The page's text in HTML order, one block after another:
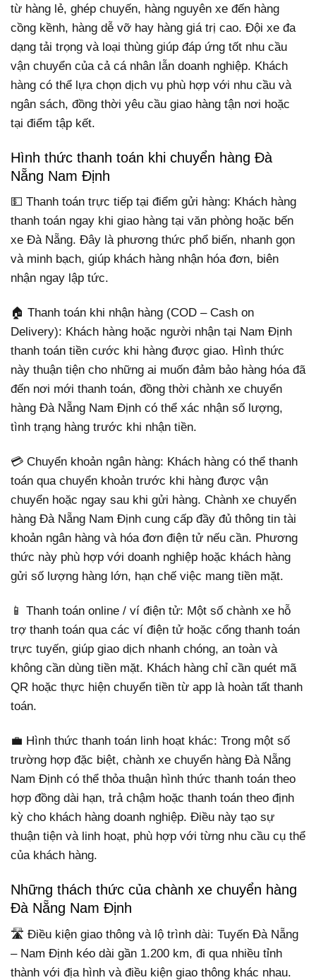
từ hàng lẻ, ghép chuyến, hàng nguyên xe đến hàng
cồng kềnh, hàng dễ vỡ hay hàng giá trị cao. Đội xe đa
dạng tải trọng và loại thùng giúp đáp ứng tốt nhu cầu
vận chuyển của cả cá nhân lẫn doanh nghiệp. Khách
hàng có thể lựa chọn dịch vụ phù hợp với nhu cầu và
ngân sách, đồng thời yêu cầu giao hàng tận nơi hoặc
tại điểm tập kết.
Hình thức thanh toán khi chuyển hàng Đà
Nẵng Nam Định
💵 Thanh toán trực tiếp tại điểm gửi hàng: Khách hàng
thanh toán ngay khi giao hàng tại văn phòng hoặc bến
xe Đà Nẵng. Đây là phương thức phổ biến, nhanh gọn
và minh bạch, giúp khách hàng nhận hóa đơn, biên
nhận ngay lập tức.
🏠 Thanh toán khi nhận hàng (COD – Cash on
Delivery): Khách hàng hoặc người nhận tại Nam Định
thanh toán tiền cước khi hàng được giao. Hình thức
này thuận tiện cho những ai muốn đảm bảo hàng hóa đã
đến nơi mới thanh toán, đồng thời chành xe chuyển
hàng Đà Nẵng Nam Định có thể xác nhận số lượng,
tình trạng hàng trước khi nhận tiền.
💳 Chuyển khoản ngân hàng: Khách hàng có thể thanh
toán qua chuyển khoản trước khi hàng được vận
chuyển hoặc ngay sau khi gửi hàng. Chành xe chuyển
hàng Đà Nẵng Nam Định cung cấp đầy đủ thông tin tài
khoản ngân hàng và hóa đơn điện tử nếu cần. Phương
thức này phù hợp với doanh nghiệp hoặc khách hàng
gửi số lượng hàng lớn, hạn chế việc mang tiền mặt.
📱 Thanh toán online / ví điện tử: Một số chành xe hỗ
trợ thanh toán qua các ví điện tử hoặc cổng thanh toán
trực tuyến, giúp giao dịch nhanh chóng, an toàn và
không cần dùng tiền mặt. Khách hàng chỉ cần quét mã
QR hoặc thực hiện chuyển tiền từ app là hoàn tất thanh
toán.
💼 Hình thức thanh toán linh hoạt khác: Trong một số
trường hợp đặc biệt, chành xe chuyển hàng Đà Nẵng
Nam Định có thể thỏa thuận hình thức thanh toán theo
hợp đồng dài hạn, trả chậm hoặc thanh toán theo định
kỳ cho khách hàng doanh nghiệp. Điều này tạo sự
thuận tiện và linh hoạt, phù hợp với từng nhu cầu cụ thể
của khách hàng.
Những thách thức của chành xe chuyển hàng
Đà Nẵng Nam Định
🛣️ Điều kiện giao thông và lộ trình dài: Tuyến Đà Nẵng
– Nam Định kéo dài gần 1.200 km, đi qua nhiều tỉnh
thành với địa hình và điều kiện giao thông khác nhau.